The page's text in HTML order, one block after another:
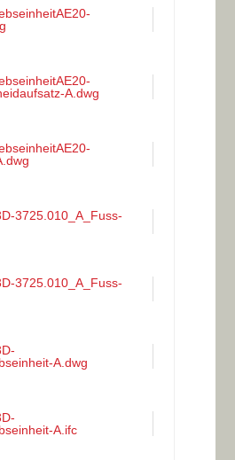
A.dwg
3725.010_A_Fuss-
3725.010_A_Fuss-
A.dwg
A.ifc